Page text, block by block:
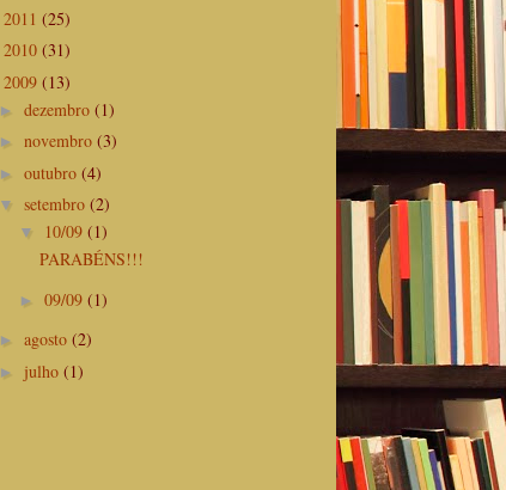
2011 (25)
2010 (31)
2009 (13)
► dezembro (1)
► novembro (3)
► outubro (4)
▼ setembro (2)
▼ 10/09 (1)
PARABÉNS!!!
► 09/09 (1)
► agosto (2)
► julho (1)